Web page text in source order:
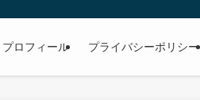
プロフィール プライバシーポリシー